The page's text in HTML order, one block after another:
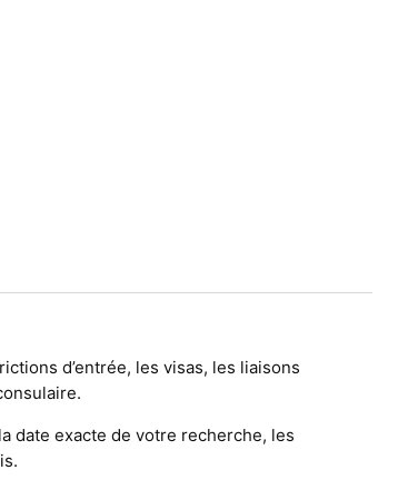
d’entrée, les visas, les liaisons
date exacte de votre recherche, les